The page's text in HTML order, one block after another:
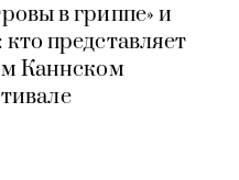
в гриппе» и
представляет
Каннском